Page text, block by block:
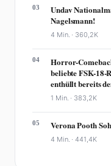
03
Undav
Nagelsmann!
4 Min. · 360,2K
04
Horror-
beliebte FSK-18-
enthüllt bereits
1 Min. · 383,2K
05 Verona Pooth
4 Min. ·441,4K